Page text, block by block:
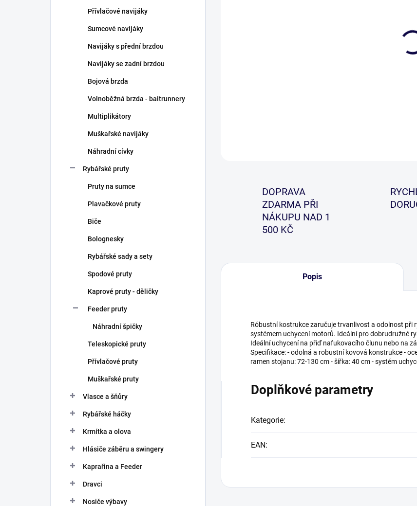
Přívlačové navijáky
Sumcové navijáky
Navijáky s přední brzdou
Navijáky se zadní brzdou
Bojová brzda
Volnoběžná brzda - baitrunnery
Multiplikátory
Muškařské navijáky
Náhradní cívky
Rybářské pruty
Pruty na sumce
Plavačkové pruty
Biče
Bolognesky
Rybářské sady a sety
Spodové pruty
Kaprové pruty - děličky
Feeder pruty
Náhradní špičky
Teleskopické pruty
Přívlačové pruty
Muškařské pruty
Vlasce a šňůry
Rybářské háčky
Krmítka a olova
Hlásiče záběru a swingery
Kaprařina a Feeder
Dravci
Nosiče výbavy
DOPRAVA
ZDARMA PŘI
NÁKUPU NAD 1
500 KČ
Popis
Róbustní kostrukce zaručuje trvanlivost a odolnost při
systémem uchycení motorů. Ideální pro dobrudružné
Ideální uchycení na přiď nafukovacího člunu nebo na
Specifikace: - odolná a robustní kovová konstrukce -
ramen stojanu: 72-130 cm - šířka: 40 cm - systém
Doplňkové parametry
Kategorie:
EAN: